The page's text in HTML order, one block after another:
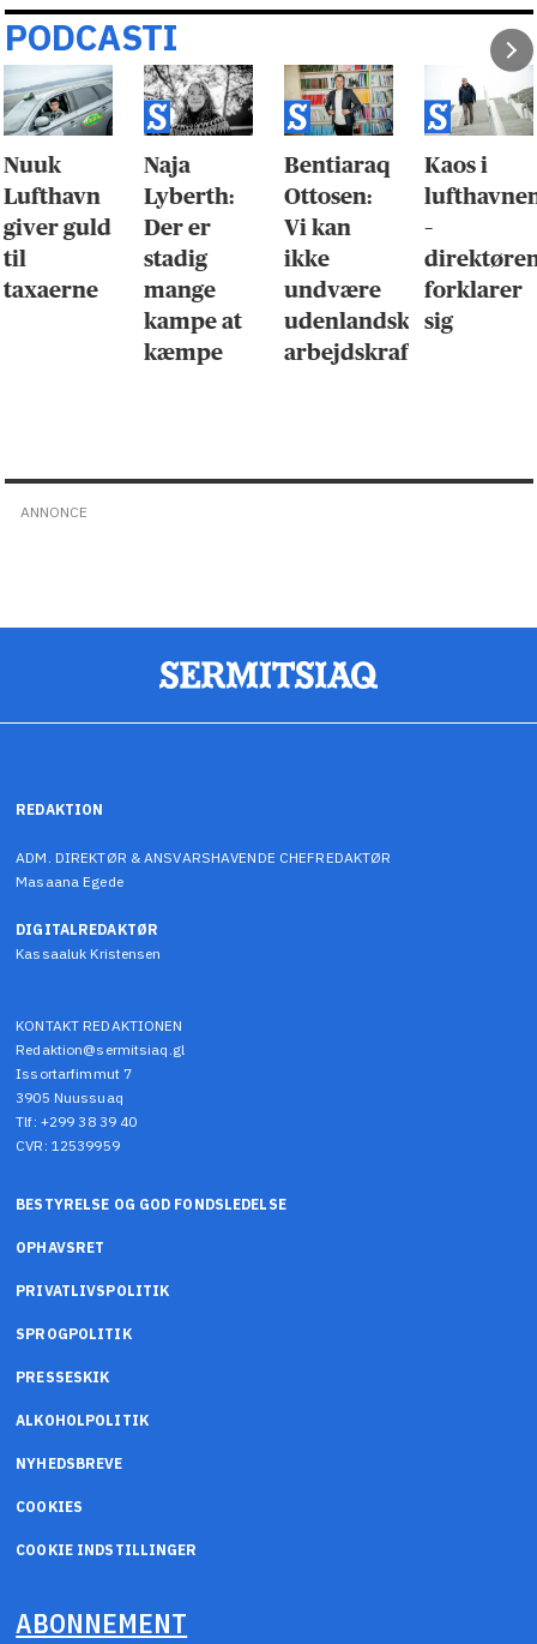
PODCASTI
Nuuk
Lufthavn
giver guld
til
taxaerne
Naja
Lyberth:
Der er
stadig
mange
kampe at
kæmpe
Bentiaraq
Ottosen:
Vi kan
ikke
undvære
udenlandsk
arbejdskraft
Kaos i
–
forklarer
sig
ANNONCE
REDAKTION
ADM. DIREKTØR & ANSVARSHAVENDE CHEFREDAKTØR
Masaana Egede
DIGITALREDAKTØR
Kassaaluk Kristensen
KONTAKT REDAKTIONEN
Redaktion@sermitsiaq.gl
Issortarfimmut 7
3905 Nuussuaq
Tlf: +299 38 39 40
CVR: 12539959
BESTYRELSE OG GOD FONDSLEDELSE
OPHAVSRET
PRIVATLIVSPOLITIK
SPROGPOLITIK
PRESSESKIK
ALKOHOLPOLITIK
NYHEDSBREVE
COOKIES
COOKIE INDSTILLINGER
ABONNEMENT